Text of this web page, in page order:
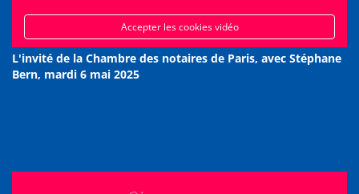
Accepter les cookies vidéo
L'invité de la Chambre des notaires de Paris, avec Stéphane
Bern, mardi 6 mai 2025